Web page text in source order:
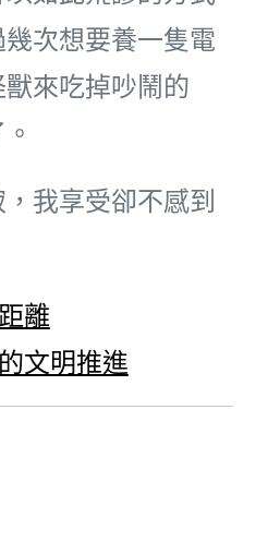
次想要養一隻電
來吃掉吵鬧的
我享受卻不感到
離
文明推進